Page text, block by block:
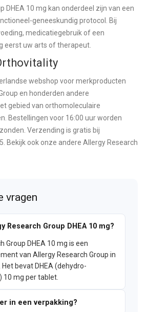
DHEA 10 mg kan onderdeel zijn van een
geneeskundig protocol. Bij
medicatiegebruik of een
eerst uw arts of therapeut.
webshop voor merkproducten
en honderden andere
gebied van orthomoleculaire
Bestellingen voor 16:00 uur worden
Verzending is gratis bij
Bekijk ook onze andere Allergy Research
vragen
Research Group DHEA 10 mg?
Group DHEA 10 mg is een
van Allergy Research Group in
bevat DHEA (dehydro-
10 mg per tablet.
in een verpakking?